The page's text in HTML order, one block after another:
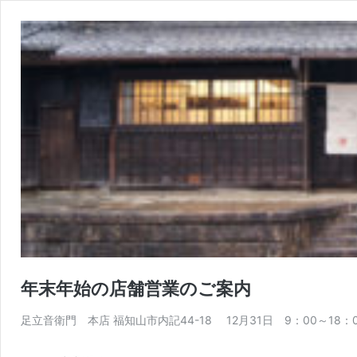
年末年始の店舗営業のご案内
足立音衛門 本店 福知山市内記44-18 12月31日 9：00～18